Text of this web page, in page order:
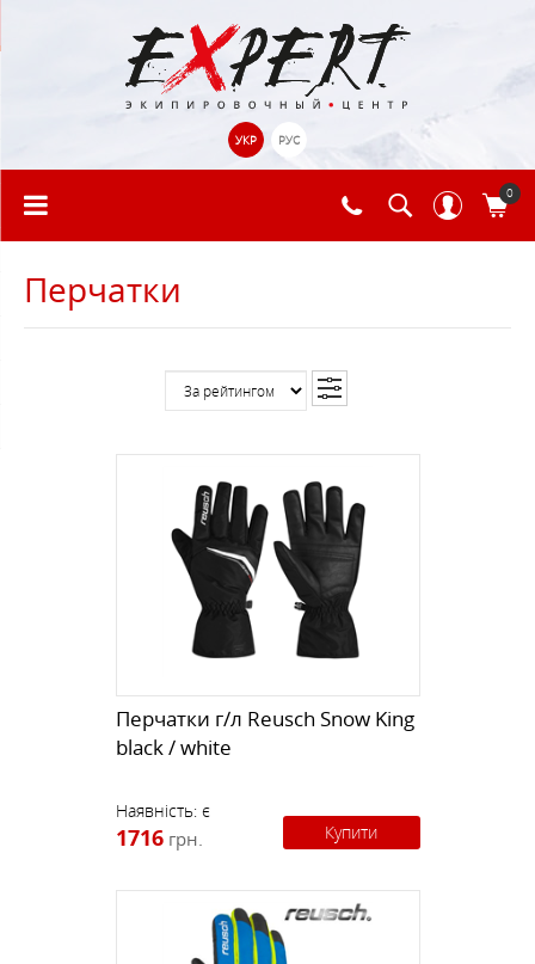
УКР РУС
0
Перчатки
Перчатки г/л Reusch Snow King
black / white
Наявність: є
1716 грн. Купити